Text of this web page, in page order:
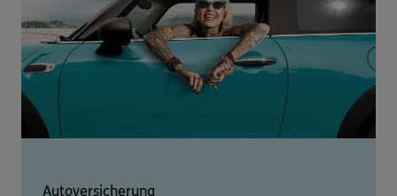
Autoversicherung